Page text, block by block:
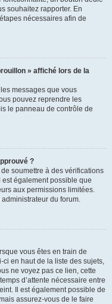
souhaitez rapporter. En
nécessaires afin de
» affiché lors de la
messages que vous
pouvez reprendre les
le panneau de contrôle de
?
soumettre à des vérifications
est également possible que
aux permissions limitées.
du forum.
vous êtes en train de
en haut de la liste des sujets,
ne voyez pas ce lien, cette
d’attente nécessaire entre
Il est également possible de
assurez-vous de le faire